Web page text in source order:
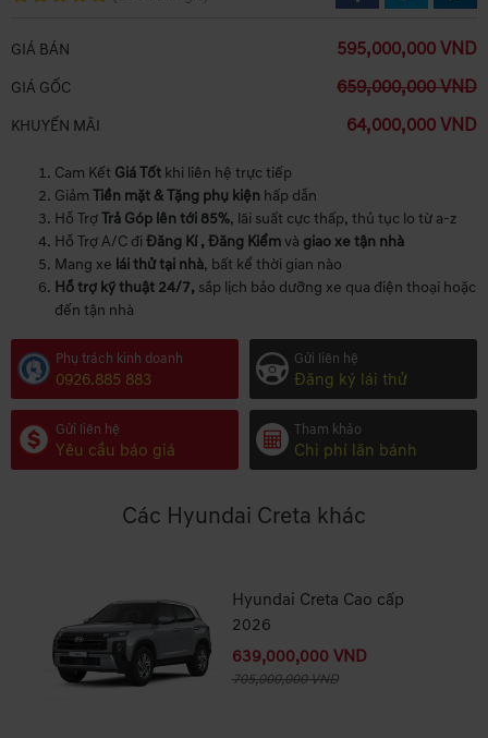
GIÁ BÁN 595,000,000 VND
GIÁ GỐC 659,000,000 VND
KHUYẾN MÃI 64,000,000 VND
Cam Kết Giá Tốt khi liên hệ trực tiếp
Giảm Tiền mặt & Tặng phụ kiện hấp dẫn
Hỗ TrợTrả Góp lên tới 85%, lãi suất cực thấp, thủ tục lo từ a-z
Hỗ Trợ A/C đi Đăng Kí , Đăng Kiểmvà giao xe tận nhà
Mang xe lái thử tại nhà, bất kể thời gian nào
Hỗ trợ kỹ thuật 24/7, sắp lịch bảo dưỡng xe qua điện thoại hoặc
đến tận nhà
Phụ trách kinh doanh
0926.885 883
Gửi liên hệ
Yêu cầu báo giá
Gửi liên hệ
Đăng ký lái thử
Tham khảo
Chi phí lăn bánh
Các Hyundai Creta khác
Hyundai Creta Cao cấp
2026
639,000,000 VND
705,000,000 VND